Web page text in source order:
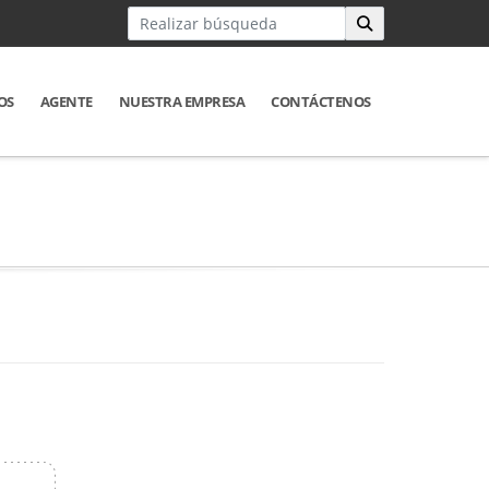
AGENTE NUESTRA EMPRESA CONTÁCTENOS